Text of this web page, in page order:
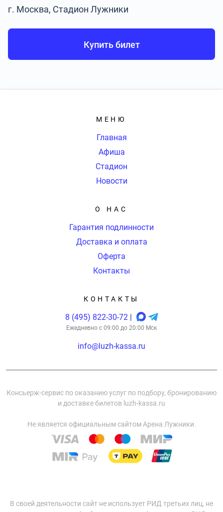
г. Москва, Стадион Лужники
Купить билет
МЕНЮ
Главная
Афиша
Стадион
Новости
О НАС
Гарантия подлинности
Доставка и оплата
Оферта
Контакты
КОНТАКТЫ
8 (495) 822-30-72 |
Ежедневно с 09:00 до 20:00 Мск
info@luzh-kassa.ru
Консьерж-сервис по оказанию услуг по подбору, бронированию
и доставке билетов luzh-kassa.ru
Не является официальным сайтом Арена Лужники.
В своей деятельности сайт не использует РИД третьих лиц, не